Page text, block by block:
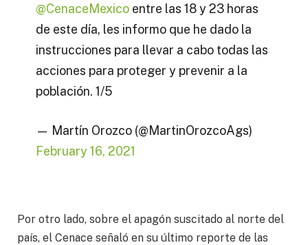
@CenaceMexicoentre las 18 y 23 horas
de este día, les informo que he dado la
instrucciones para llevar a cabo todas las
acciones para proteger y prevenir a la
población. 1/5
— Martín Orozco (@MartinOrozcoAgs)
February 16, 2021
Por otro lado, sobre el apagón suscitado al norte del
país, el Cenace señaló en su último reporte de las